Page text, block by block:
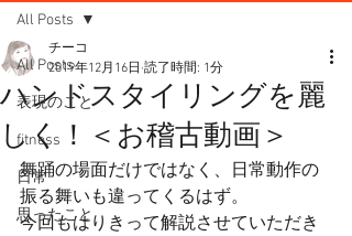
All Posts
表現のこと
fitness
日常
思ったこと
All Posts
ハンドスタイリングを麗
しく！＜お稽古動画＞
チーコ
2019年12月16日 読了時間: 1分
舞踊の場面だけではなく、日常動作の
振る舞いも違ってくるはず。
今回もはりきって解説させていただき